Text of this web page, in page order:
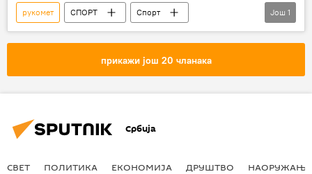
рукомет СПОРТ
Спорт
Остали спортови
Још 1
прикажи још 20 чланака
Србија
СВЕТ ПОЛИТИКА ЕКОНОМИЈА ДРУШТВО НАОРУЖАЊЕ